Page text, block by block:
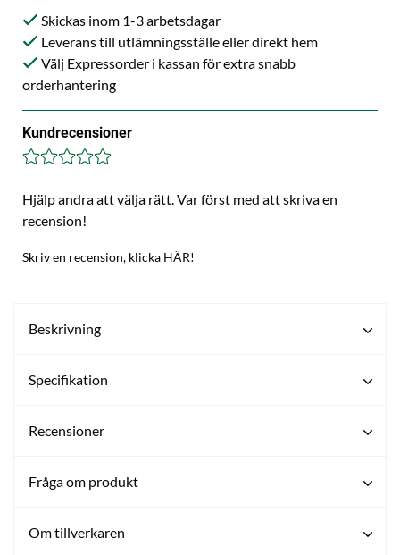
Skickas inom 1-3 arbetsdagar
Leverans till utlämningsställe eller direkt hem
Välj Expressorder i kassan för extra snabb
orderhantering
Kundrecensioner
Hjälp andra att välja rätt. Var först med att skriva en
recension!
Skriv en recension, klicka HÄR!
Beskrivning
Specifikation
Recensioner
Fråga om produkt
Om tillverkaren